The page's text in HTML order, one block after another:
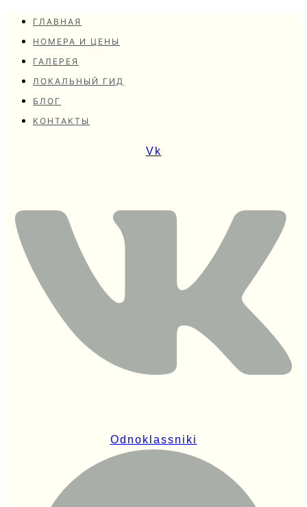
ГЛАВНАЯ
НОМЕРА И ЦЕНЫ
ГАЛЕРЕЯ
ЛОКАЛЬНЫЙ ГИД
БЛОГ
КОНТАКТЫ
Vk
Odnoklassniki